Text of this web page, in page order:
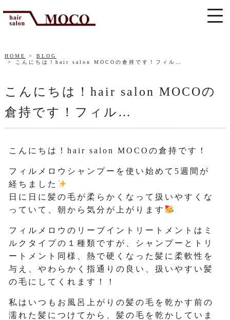
HOME
BLOG
こんにちは！hair salon MOCOの倉持です！フィル…
こんにちは！hair salon MOCOの
倉持です！フィル…
こんにちは！hair salon MOCOの倉持です！
フィルメロウシャンプーを使い始めて5週間が
経ちました
日に日に髪の毛が柔らかくなって扱いやすくな
っていて、朝から気分が上がります
フィルメロウのリーブイントリートメントはミ
ルクタイプの１種類ですが、シャンプーとトリ
ートメント同様、熱で硬くなった髪に柔軟性を
与え、やわらかく指通りの良い、扱いやすい髪
の毛にしてくれます！！
私はいつもお風呂上がりの髪の毛を乾かす前の
濡れた髪につけてから、髪の毛を乾かしていま